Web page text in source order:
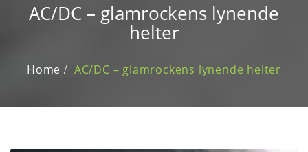
AC/DC – glamrockens lynende
helter
Home AC/DC – glamrockens lynende helter